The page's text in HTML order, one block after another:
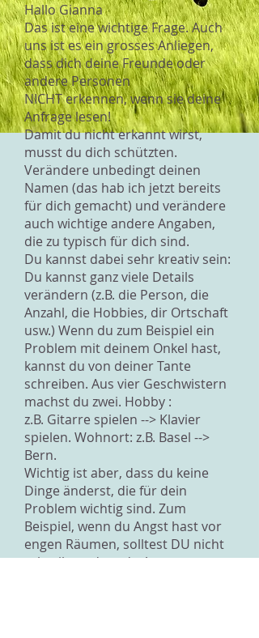
Hallo Gianna
Das ist eine wichtige Frage. Auch
uns ist es ein grosses Anliegen,
dass dich deine Freunde oder
andere Personen
NICHT erkennen, wenn sie deine
Anfrage lesen!
Damit du nicht erkannt wirst,
musst du dich schützten.
Verändere unbedingt deinen
Namen (das hab ich jetzt bereits
für dich gemacht) und verändere
auch wichtige andere Angaben,
die zu typisch für dich sind.
Du kannst dabei sehr kreativ sein:
Du kannst ganz viele Details
verändern (z.B. die Person, die
Anzahl, die Hobbies, dir Ortschaft
usw.) Wenn du zum Beispiel ein
Problem mit deinem Onkel hast,
kannst du von deiner Tante
schreiben. Aus vier Geschwistern
machst du zwei. Hobby :
z.B. Gitarre spielen --> Klavier
spielen. Wohnort: z.B. Basel -->
Bern.
Wichtig ist aber, dass du keine
Dinge änderst, die für dein
Problem wichtig sind. Zum
Beispiel, wenn du Angst hast vor
engen Räumen, solltest DU nicht
schreiben, dass du Angst vor